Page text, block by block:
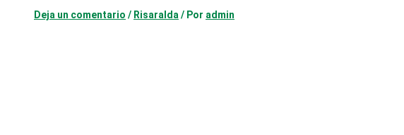
Deja un comentario / Risaralda/ Por admin